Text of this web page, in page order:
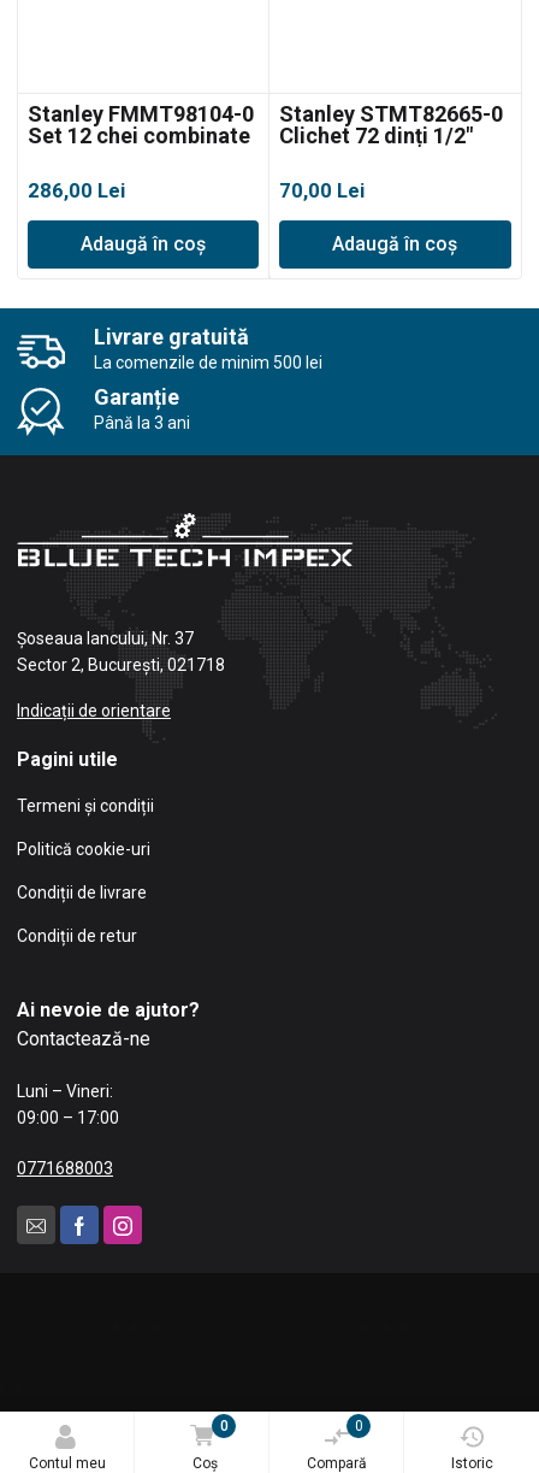
Contul meu
0
Coș
0
Compară Istoric
Stanley FMMT98104-0
Set 12 chei combinate
286,00 Lei
Adaugă în coș
Stanley STMT82665-0
Clichet 72 dinți 1/2″
70,00 Lei
Adaugă în coș
Livrare gratuită
La comenzile de minim 500 lei
Garanție
Până la 3 ani
Șoseaua Iancului, Nr. 37
Sector 2, București, 021718
Indicații de orientare
Pagini utile
Termeni și condiții
Politică cookie-uri
Condiții de livrare
Condiții de retur
Ai nevoie de ajutor?
Contactează-ne
Luni – Vineri:
09:00 – 17:00
0771688003
© 2025 Blue Tech Impex SRL. Toate drepturile rezervate.